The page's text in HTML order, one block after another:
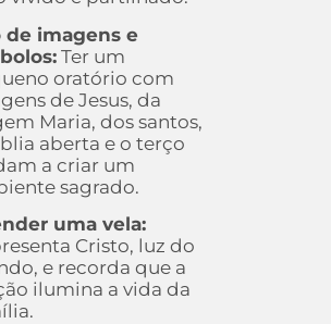
de imagens e
Ter um
oratório com
de Jesus, da
Maria, dos santos,
aberta e o terço
a criar um
sagrado.
uma vela:
Cristo, luz do
e recorda que a
ilumina a vida da